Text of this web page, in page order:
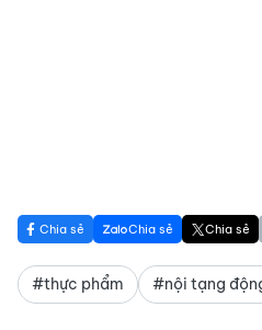
Chia sẻ Chia sẻ Chia sẻ
#thực phẩm #nội tạng